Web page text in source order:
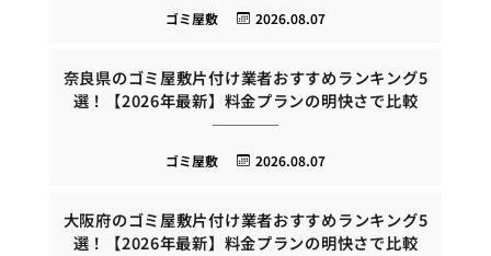
2026.08.07
ゴミ屋敷
奈良県のゴミ屋敷片付け業者おすすめランキング5
選！【2026年最新】料金プランの明快さで比較
2026.08.07
ゴミ屋敷
大阪府のゴミ屋敷片付け業者おすすめランキング5
選！【2026年最新】料金プランの明快さで比較